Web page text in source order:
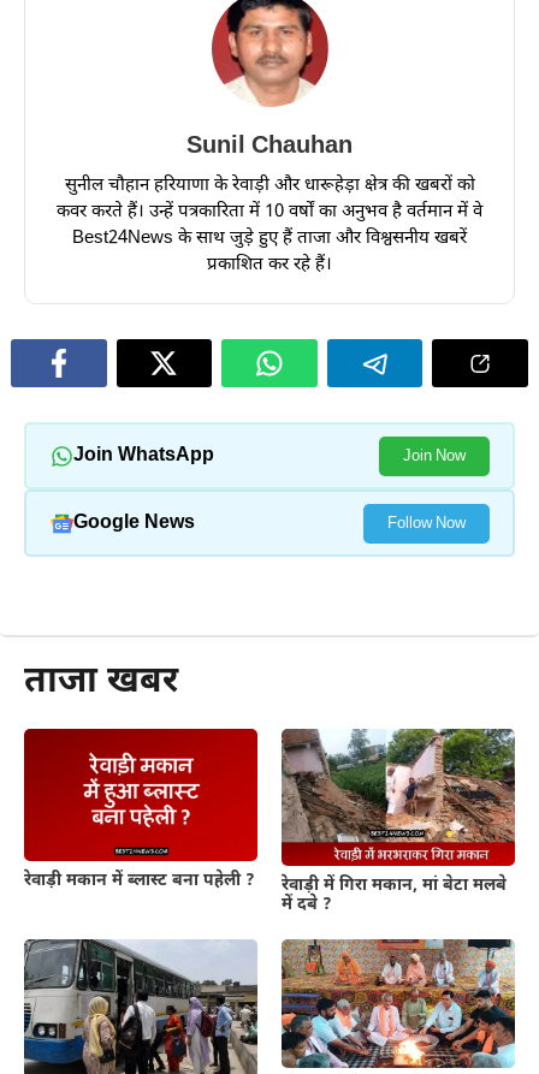
Sunil Chauhan
सुनील चौहान हरियाणा के रेवाड़ी और धारूहेड़ा क्षेत्र की खबरों को
कवर करते हैं। उन्हें पत्रकारिता में 10 वर्षों का अनुभव है वर्तमान में वे
Best24News के साथ जुड़े हुए हैं ताजा और विश्वसनीय खबरें
प्रकाशित कर रहे हैं।
Join WhatsApp Join Now
Google News Follow Now
ताजा खबर
रेवाड़ी मकान में ब्लास्ट बना पहेली ?
रेवाड़ी में गिरा मकान, मां बेटा मलबे
में दबे ?